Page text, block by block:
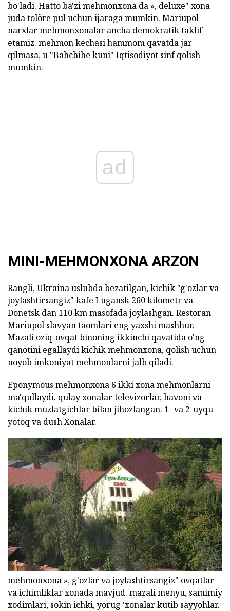
bo'ladi. Hatto ba'zi mehmonxona da », deluxe" xona
juda tolöre pul uchun ijaraga mumkin. Mariupol
narxlar mehmonxonalar ancha demokratik taklif
etamiz. mehmon kechasi hammom qavatda jar
qilmasa, u "Bahchihe kuni" Iqtisodiyot sinf qolish
mumkin.
ad
MINI-MEHMONXONA ARZON
Rangli, Ukraina uslubda bezatilgan, kichik "g'ozlar va
joylashtirsangiz" kafe Lugansk 260 kilometr va
Donetsk dan 110 km masofada joylashgan. Restoran
Mariupol slavyan taomlari eng yaxshi mashhur.
Mazali oziq-ovqat binoning ikkinchi qavatida o'ng
qanotini egallaydi kichik mehmonxona, qolish uchun
noyob imkoniyat mehmonlarni jalb qiladi.
Eponymous mehmonxona 6 ikki xona mehmonlarni
ma'qullaydi. qulay xonalar televizorlar, havoni va
kichik muzlatgichlar bilan jihozlangan. 1- va 2-uyqu
yotoq va dush Xonalar.
mehmonxona », g'ozlar va joylashtirsangiz" ovqatlar
va ichimliklar xonada mavjud. mazali menyu, samimiy
xodimlari, sokin ichki, yorug 'xonalar kutib sayyohlar.